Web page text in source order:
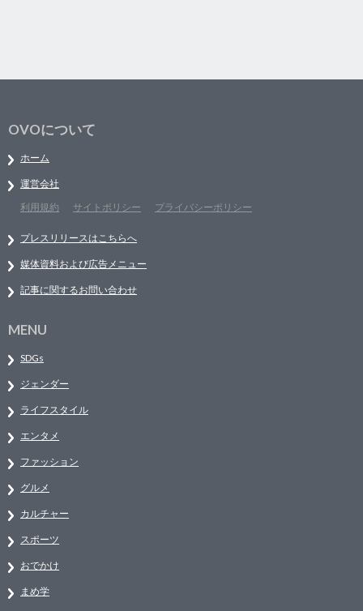
OVOについて
ホーム
運営会社
利用規約
サイトポリシー プライバシーポリシー
プレスリリースはこちらへ
媒体資料および広告メニュー
記事に関するお問い合わせ
MENU
SDGs
ジェンダー
ライフスタイル
エンタメ
ファッション
グルメ
カルチャー
スポーツ
おでかけ
まめ学